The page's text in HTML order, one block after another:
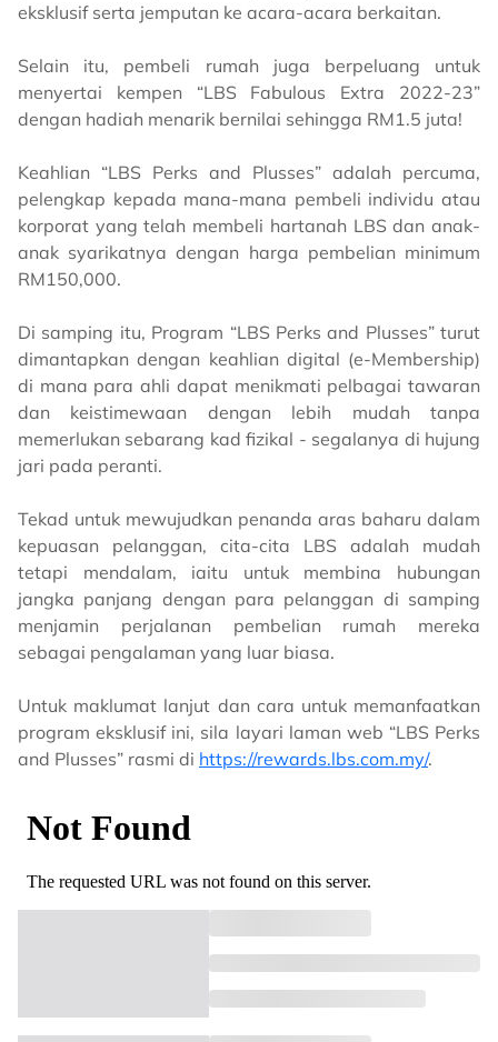
eksklusif serta jemputan ke acara-acara berkaitan.
Selain itu, pembeli rumah juga berpeluang untuk
menyertai kempen “LBS Fabulous Extra 2022-23”
dengan hadiah menarik bernilai sehingga RM1.5 juta!
Keahlian “LBS Perks and Plusses” adalah percuma,
pelengkap kepada mana-mana pembeli individu atau
korporat yang telah membeli hartanah LBS dan anak-
anak syarikatnya dengan harga pembelian minimum
RM150,000.
Di samping itu, Program “LBS Perks and Plusses” turut
dimantapkan dengan keahlian digital (e-Membership)
di mana para ahli dapat menikmati pelbagai tawaran
dan keistimewaan dengan lebih mudah tanpa
memerlukan sebarang kad fizikal - segalanya di hujung
jari pada peranti.
Tekad untuk mewujudkan penanda aras baharu dalam
kepuasan pelanggan, cita-cita LBS adalah mudah
tetapi mendalam, iaitu untuk membina hubungan
jangka panjang dengan para pelanggan di samping
menjamin perjalanan pembelian rumah mereka
sebagai pengalaman yang luar biasa.
Untuk maklumat lanjut dan cara untuk memanfaatkan
program eksklusif ini, sila layari laman web “LBS Perks
and Plusses” rasmi di https://rewards.lbs.com.my/.